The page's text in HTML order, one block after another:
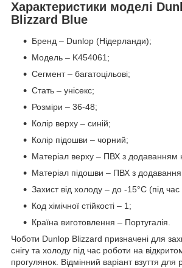
Характеристики моделі
Blizzard Blue
Бренд – Dunlop (Нідерланди);
Модель – K454061;
Сегмент – багатоцільові;
Стать – унісекс;
Розміри – 36-48;
Колір верху – синій;
Колір підошви – чорний;
Матеріал верху – ПВХ з додаванням
Матеріал підошви – ПВХ з
Захист від холоду – до -15°C (під час
Код хімічної стійкості – 1;
Країна виготовлення – Португалія.
Чоботи Dunlop Blizzard призначені для
снігу та холоду під час роботи на
прогулянок. Відмінний варіант взуття для